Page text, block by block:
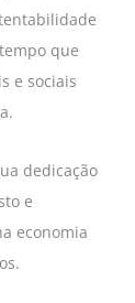
que
e sociais
dedicação
e
economia